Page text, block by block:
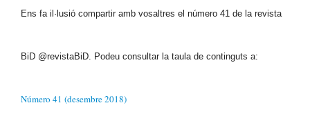
Ens fa il·lusió compartir amb vosaltres el número 41 de la revista
BiD @revistaBiD. Podeu consultar la taula de continguts a:
Número 41 (desembre 2018)